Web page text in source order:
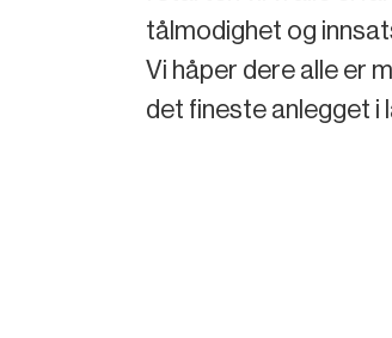
tålmodighet og
Vi håper dere alle er
det fineste anlegget i